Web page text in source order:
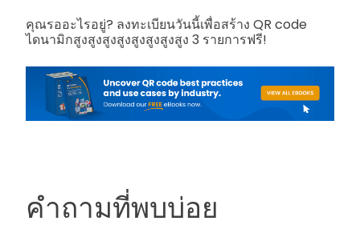
คุณรออะไรอยู่? ลงทะเบียนวันนี้เพื่อสร้าง QR code
ไดนามิกสูงสูงสูงสูงสูงสูงสูงสูง 3 รายการฟรี!
คำถามที่พบบ่อย